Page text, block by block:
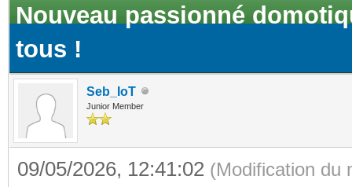
Nouveau passionné
tous !
Seb_IoT
Junior Member
09/05/2026, 12:41:02 (Modification du